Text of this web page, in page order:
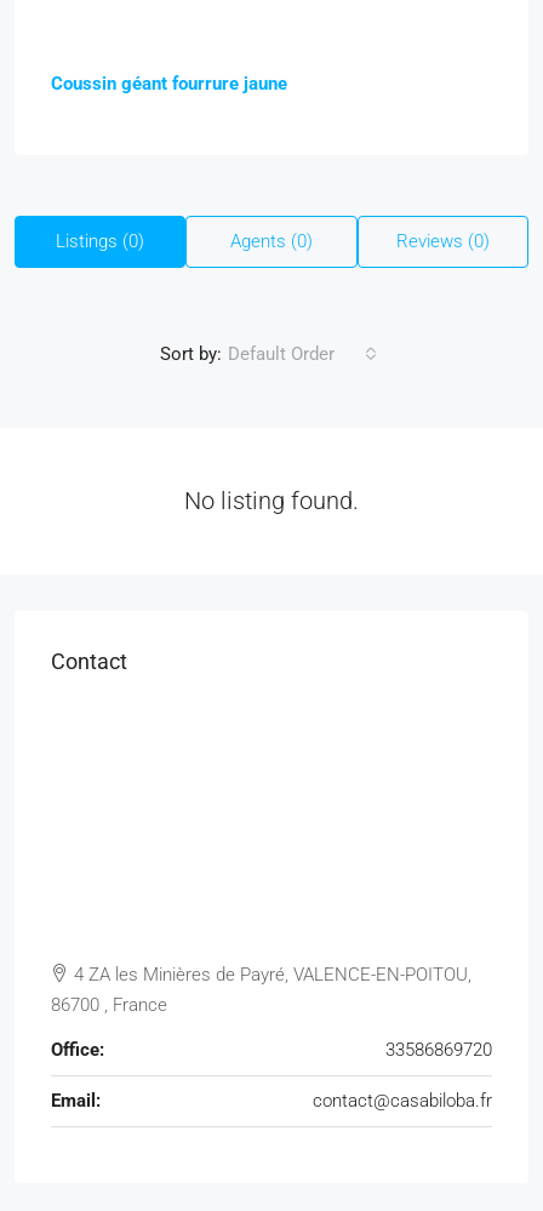
Coussin géant fourrure jaune
Listings (0) Agents (0) Reviews (0)
Sort by: Default Order
No listing found.
Contact
4 ZA les Minières de Payré, VALENCE-EN-POITOU,
86700 , France
Office: 33586869720
Email: contact@casabiloba.fr